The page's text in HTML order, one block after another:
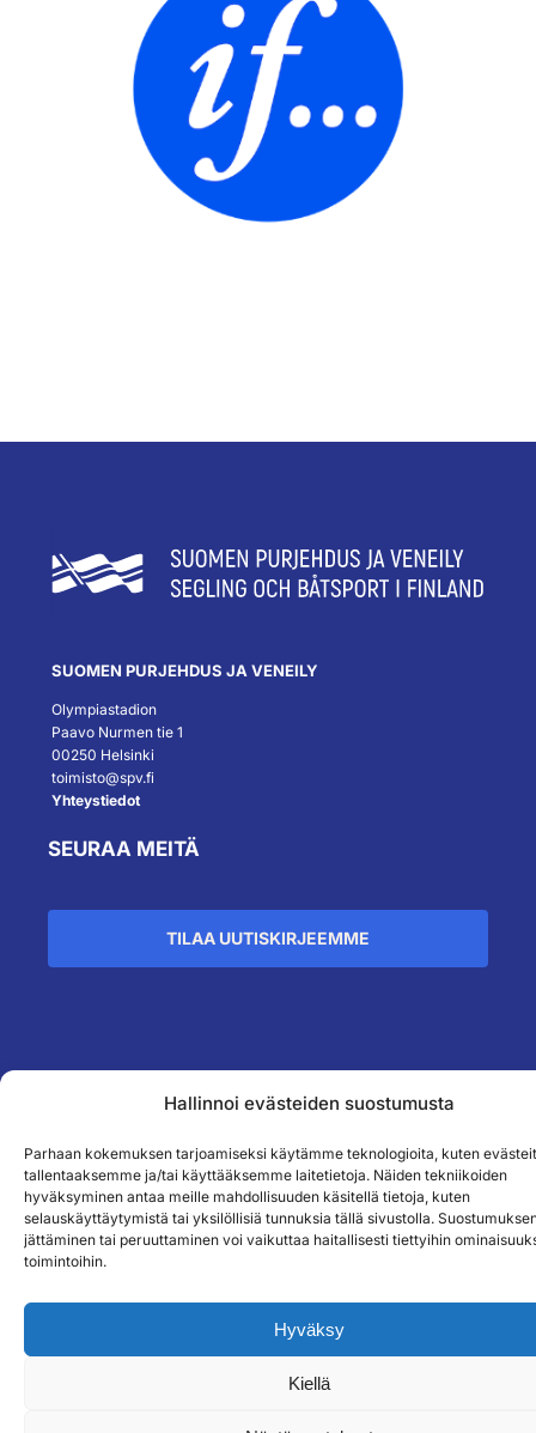
Hallinnoi evästeiden suostumusta
Parhaan kokemuksen tarjoamiseksi käytämme teknologioita, kuten
tallentaaksemme ja/tai käyttääksemme laitetietoja. Näiden tekniikoiden
hyväksyminen antaa meille mahdollisuuden käsitellä tietoja, kuten
selauskäyttäytymistä tai yksilöllisiä tunnuksia tällä sivustolla.
jättäminen tai peruuttaminen voi vaikuttaa haitallisesti tiettyihin
toimintoihin.
Hyväksy
Kiellä
SUOMEN PURJEHDUS JA VENEILY
Olympiastadion
Paavo Nurmen tie 1
00250 Helsinki
toimisto@spv.fi
Yhteystiedot
SEURAA MEITÄ
TILAA UUTISKIRJEEMME